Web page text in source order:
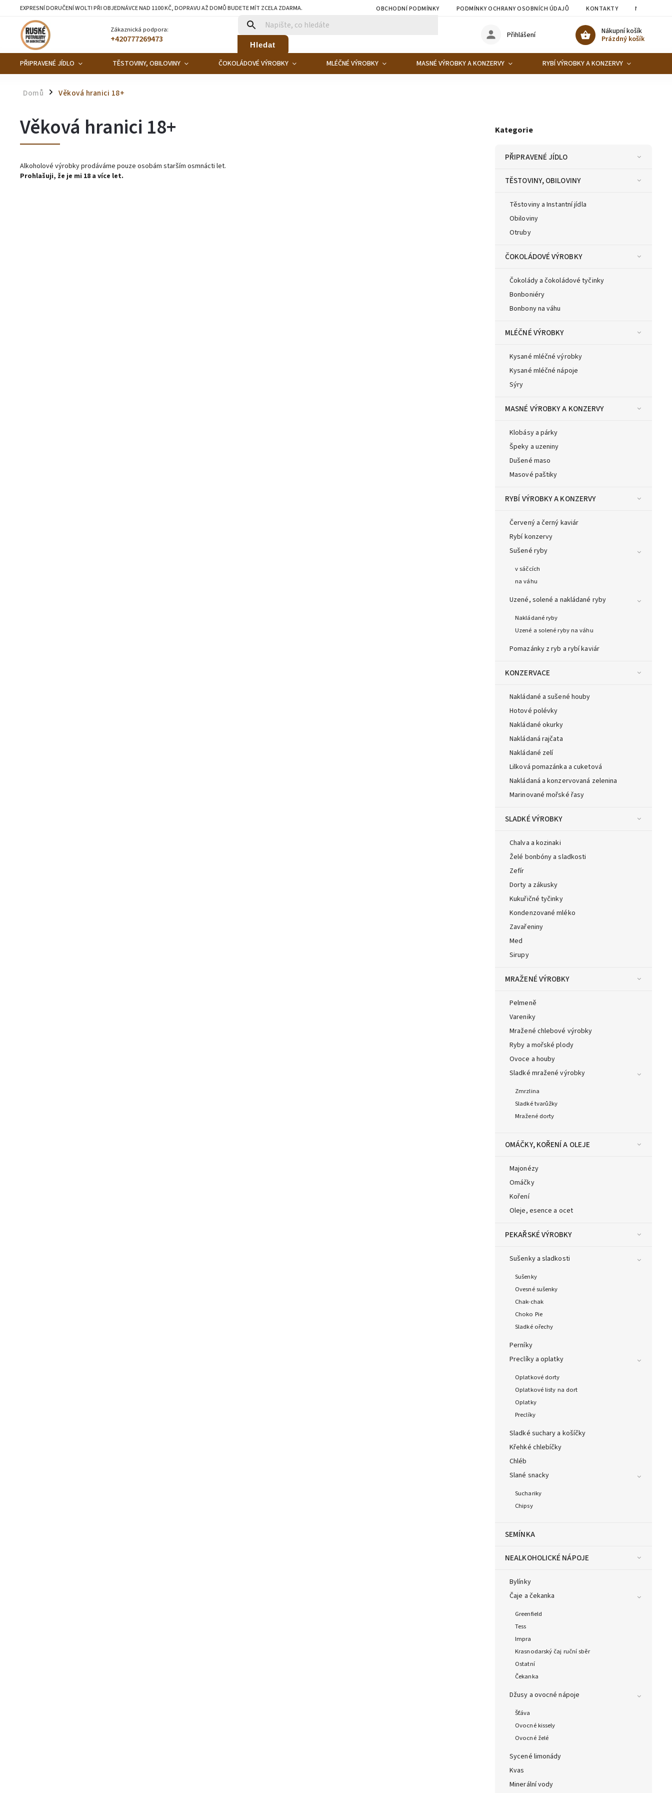
EXPRESNÍ DORUČENÍ WOLT! PŘI OBJEDNÁVCE NAD 1100 KČ, DOPRAVU AŽ DOMŮ BUDETE MÍT ZCELA ZDARMA. OBCHODNÍ PODMÍNKY PODMÍNKY OCHRANY OSOBNÍCH ÚDAJŮ KONTAKTY NAPIŠTE
Zákaznická podpora:
+420777269473 Hledat
Nákupní košík
Prázdný košík
Přihlášení
PŘIPRAVENÉ JÍDLO TĚSTOVINY, OBILOVINY ČOKOLÁDOVÉ VÝROBKY MLÉČNÉ VÝROBKY MASNÉ VÝROBKY A KONZERVY RYBÍ VÝROBKY A KONZERVY
Domů / Věková hranici 18+
Kategorie
PŘIPRAVENÉ JÍDLO
TĚSTOVINY, OBILOVINY
Těstoviny a Instantní jídla
Obiloviny
Otruby
ČOKOLÁDOVÉ VÝROBKY
Čokolády a čokoládové tyčinky
Bonboniéry
Bonbony na váhu
MLÉČNÉ VÝROBKY
Kysané mléčné výrobky
Kysané mléčné nápoje
Sýry
MASNÉ VÝROBKY A KONZERVY
Klobásy a párky
Špeky a uzeniny
Dušené maso
Masové paštiky
RYBÍ VÝROBKY A KONZERVY
Červený a černý kaviár
Rybí konzervy
Sušené ryby
v sáčcích
na váhu
Uzené, solené a nakládané ryby
Nakládané ryby
Uzené a solené ryby na váhu
Pomazánky z ryb a rybí kaviár
KONZERVACE
Nakládané a sušené houby
Hotové polévky
Nakládané okurky
Nakládaná rajčata
Nakládané zelí
Lilková pomazánka a cuketová
Nakládaná a konzervovaná zelenina
Marinované mořské řasy
SLADKÉ VÝROBKY
Chalva a kozinaki
Želé bonbóny a sladkosti
Zefír
Dorty a zákusky
Kukuřičné tyčinky
Kondenzované mléko
Zavařeniny
Med
Sirupy
MRAŽENÉ VÝROBKY
Pelmeně
Vareniky
Mražené chlebové výrobky
Ryby a mořské plody
Ovoce a houby
Sladké mražené výrobky
Zmrzlina
Sladké tvarůžky
Mražené dorty
OMÁČKY, KOŘENÍ A OLEJE
Majonézy
Omáčky
Koření
Oleje, esence a ocet
PEKAŘSKÉ VÝROBKY
Sušenky a sladkosti
Sušenky
Ovesné sušenky
Chak-chak
Choko Pie
Sladké ořechy
Perníky
Preclíky a oplatky
Oplatkové dorty
Oplatkové listy na dort
Oplatky
Preclíky
Sladké suchary a košíčky
Křehké chlebíčky
Chléb
Slané snacky
Suchariky
Chipsy
SEMÍNKA
NEALKOHOLICKÉ NÁPOJE
Bylínky
Čaje a čekanka
Greenfield
Tess
Impra
Krasnodarský čaj ruční sběr
Ostatní
Čekanka
Džusy a ovocné nápoje
Šťáva
Ovocné kissely
Ovocné želé
Sycené limonády
Kvas
Minerální vody
Věková hranici 18+
Alkoholové výrobky prodáváme pouze osobám starším osmnácti let.
Prohlašuji, že je mi 18 a více let.